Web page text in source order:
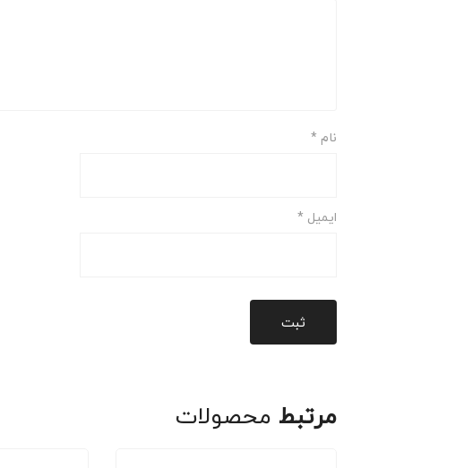
نام *
ایمیل *
مرتبط محصولات